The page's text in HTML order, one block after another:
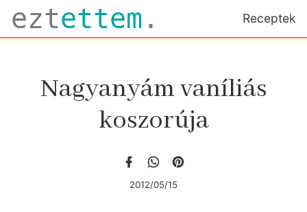
eztettem . Receptek
Nagyanyám vaníliás
koszorúja
2012/05/15